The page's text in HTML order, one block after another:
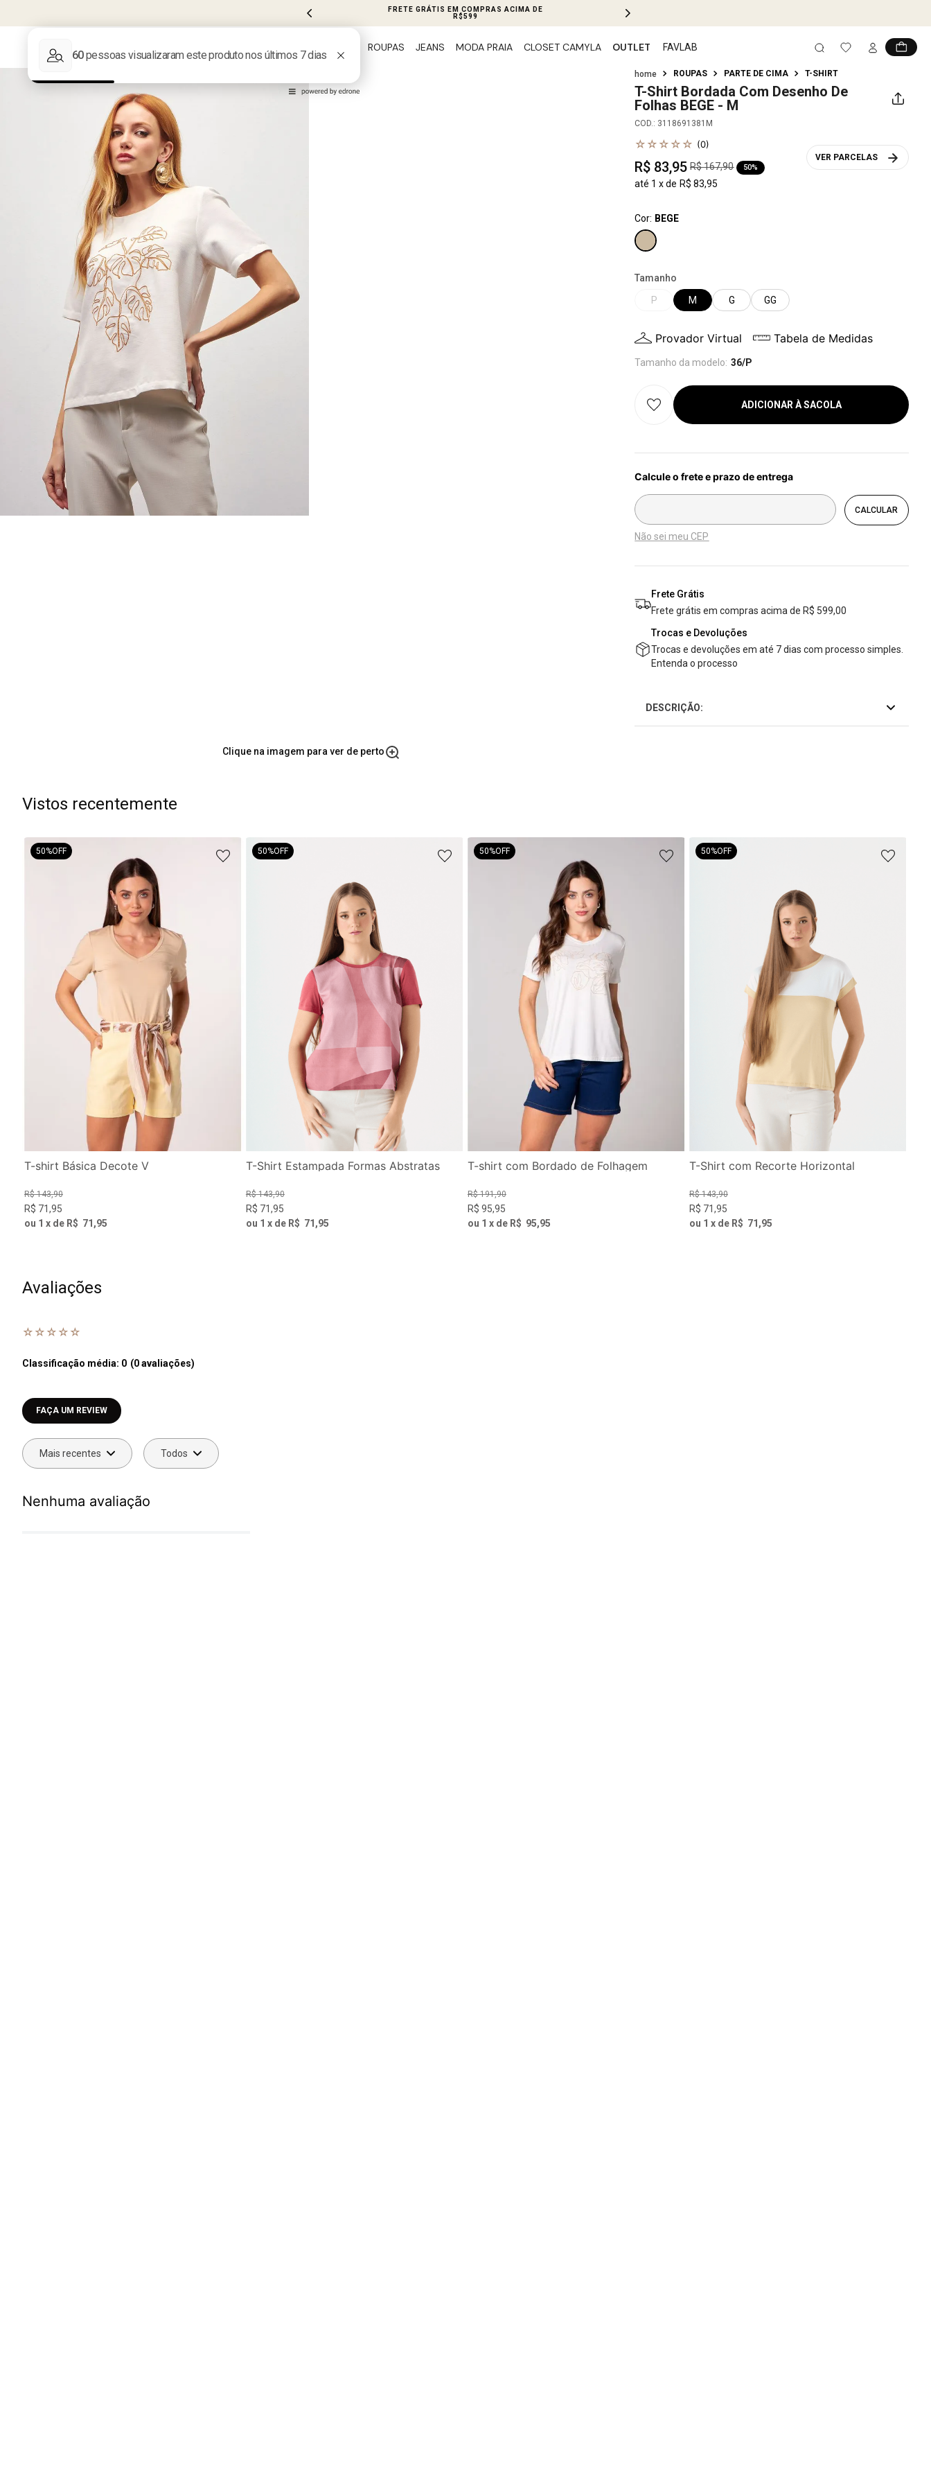
PIX 5% OFF EM TODO SITE
ROUPAS JEANS MODA PRAIA CLOSET CAMYLA OUTLET FAVLAB
ROUPAS PARTE DE CIMA T-SHIRT
T-Shirt Bordada Com Desenho De
Folhas BEGE - M
COD.: 3118691381M
☆ ☆ ☆ ☆ ☆ (0)
R$ 83,95 R$167,90 50%
até 1 x de R$ 83,95
VER PARCELAS
Cor: BEGE
Tamanho
P
M G GG
Provador Virtual Tabela de Medidas
Tamanho da modelo: 36/P
ADICIONAR À SACOLA
Não sei meu CEP
Frete Grátis
Frete grátis em compras acima de R$ 599,00
Trocas e Devoluções
Trocas e devoluções em até 7 dias com processo simples.
Entenda o processo
DESCRIÇÃO:
Clique na imagem para ver de perto
Vistos recentemente
50%OFF
T-shirt Básica Decote V
R$ 143,90
R$ 71,95
ou 1 x de R$ 71 ,95
50%OFF
T-Shirt Estampada Formas Abstratas
R$ 143,90
R$ 71,95
ou 1 x de R$ 71 ,95
50%OFF
T-shirt com Bordado de Folhagem
R$ 191,90
R$ 95,95
ou 1 x de R$ 95,95
50%OFF
T-Shirt com Recorte Horizontal
R$ 143,90
R$ 71,95
ou 1 x de R$ 71 ,95
Avaliações
☆ ☆ ☆ ☆ ☆
Classificação média: 0 (0 avaliações)
Faça login para escrever uma avaliação.
Mais recentes Todos
Nenhuma avaliação